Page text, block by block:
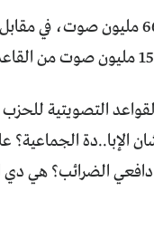
التصويتية للحزب
الإبا..دة الجماعية؟